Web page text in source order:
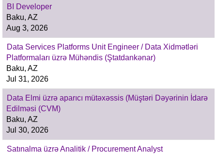
BI Developer
Baku, AZ
Aug 3, 2026
Data Services Platforms Unit Engineer / Data Xidmətləri
Platformaları üzrə Mühəndis (Ştatdankənar)
Baku, AZ
Jul 31, 2026
Data Elmi üzrə aparıcı mütəxəssis (Müştəri Dəyərinin İdarə
Edilməsi (CVM)
Baku, AZ
Jul 30, 2026
Satınalma üzrə Analitik / Procurement Analyst